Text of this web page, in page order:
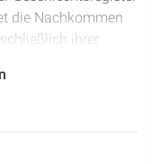
die Nachkommen
ihrer
Jakobs,